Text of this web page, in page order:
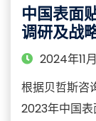
中国表面
调研及战
2024年11
根据贝哲斯咨
2023年中国